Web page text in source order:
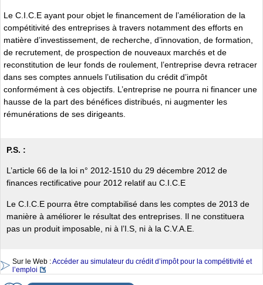
Le C.I.C.E ayant pour objet le financement de l’amélioration de la
compétitivité des entreprises à travers notamment des efforts en
matière d’investissement, de recherche, d’innovation, de formation,
de recrutement, de prospection de nouveaux marchés et de
reconstitution de leur fonds de roulement, l’entreprise devra retracer
dans ses comptes annuels l’utilisation du crédit d’impôt
conformément à ces objectifs. L’entreprise ne pourra ni financer une
hausse de la part des bénéfices distribués, ni augmenter les
rémunérations de ses dirigeants.
P.S. :
L’article 66 de la loi n° 2012-1510 du 29 décembre 2012 de
finances rectificative pour 2012 relatif au C.I.C.E
Le C.I.C.E pourra être comptabilisé dans les comptes de 2013 de
manière à améliorer le résultat des entreprises. Il ne constituera
pas un produit imposable, ni à l’I.S, ni à la C.V.A.E.
Sur le Web :Accéder au simulateur du crédit d’impôt pour la compétitivité et
l’emploi